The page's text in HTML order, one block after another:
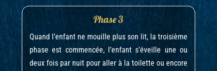
Phase 3
Quand l’enfant ne mouille plus son lit, la troisième
phase est commencée, l’enfant s’éveille une ou
deux fois par nuit pour aller à la toilette ou encore